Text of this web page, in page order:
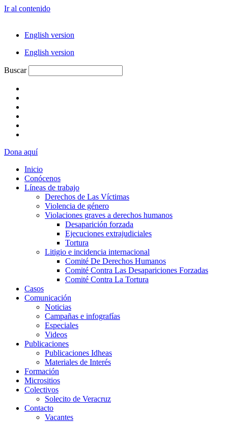
Ir al contenido
English version
English version
Buscar
Dona aquí
Inicio
Conócenos
Líneas de trabajo
Derechos de Las Víctimas
Violencia de género
Violaciones graves a derechos humanos
Desaparición forzada​
Ejecuciones extrajudiciales
Tortura
Litigio e incidencia internacional
Comité De Derechos Humanos​
Comité Contra Las Desapariciones Forzadas
Comité Contra La Tortura​
Casos
Comunicación
Noticias
Campañas e infografías
Especiales
Videos
Publicaciones
Publicaciones Idheas
Materiales de Interés
Formación
Micrositios
Colectivos
Solecito de Veracruz
Contacto
Vacantes